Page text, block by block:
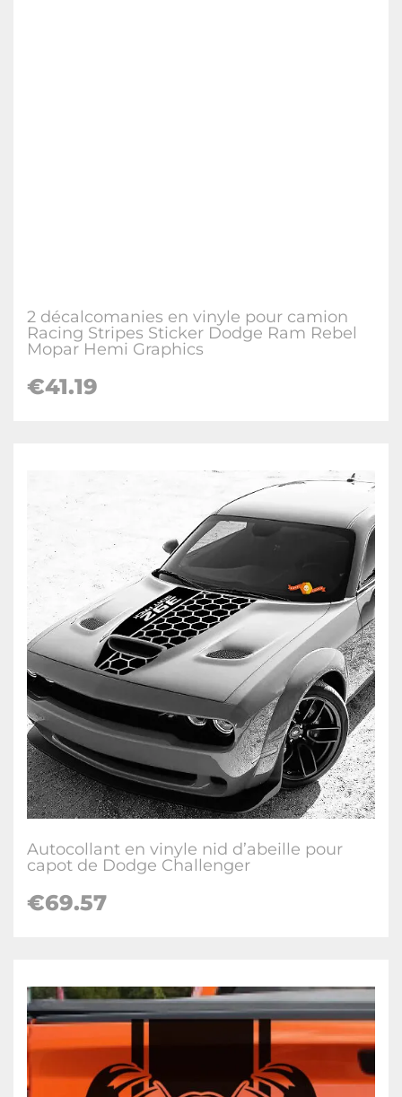
2 décalcomanies en vinyle pour camion
Racing Stripes Sticker Dodge Ram Rebel
Mopar Hemi Graphics
€41.19
Autocollant en vinyle nid d’abeille pour
capot de Dodge Challenger
€69.57